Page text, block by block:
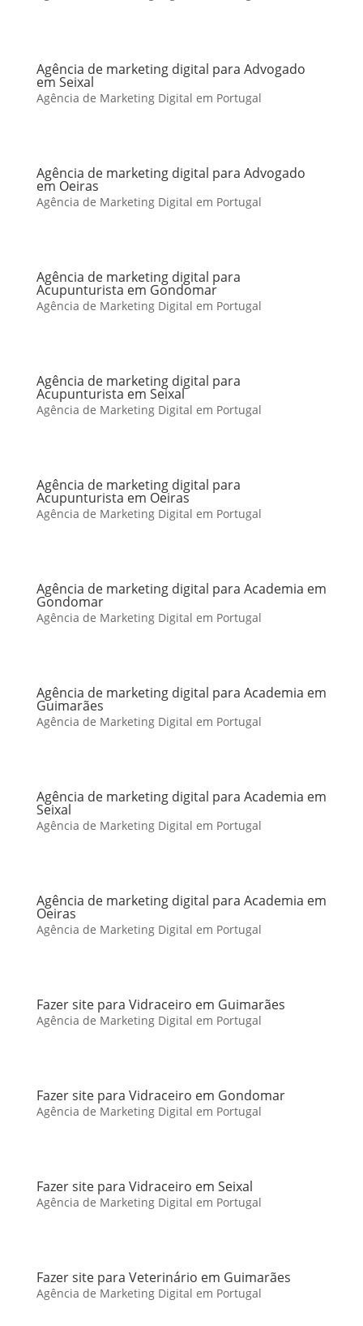
Agência de marketing digital para Advogado
em Seixal
Agência de Marketing Digital em Portugal
Agência de marketing digital para Advogado
em Oeiras
Agência de Marketing Digital em Portugal
Agência de marketing digital para
Acupunturista em Gondomar
Agência de Marketing Digital em Portugal
Agência de marketing digital para
Acupunturista em Seixal
Agência de Marketing Digital em Portugal
Agência de marketing digital para
Acupunturista em Oeiras
Agência de Marketing Digital em Portugal
Agência de marketing digital para Academia em
Gondomar
Agência de Marketing Digital em Portugal
Agência de marketing digital para Academia em
Guimarães
Agência de Marketing Digital em Portugal
Agência de marketing digital para Academia em
Seixal
Agência de Marketing Digital em Portugal
Agência de marketing digital para Academia em
Oeiras
Agência de Marketing Digital em Portugal
Fazer site para Vidraceiro em Guimarães
Agência de Marketing Digital em Portugal
Fazer site para Vidraceiro em Gondomar
Agência de Marketing Digital em Portugal
Fazer site para Vidraceiro em Seixal
Agência de Marketing Digital em Portugal
Fazer site para Veterinário em Guimarães
Agência de Marketing Digital em Portugal